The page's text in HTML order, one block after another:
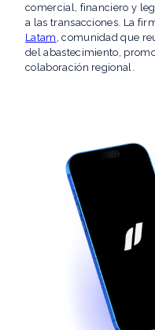
comercial, financiero y
a las transacciones. La
Latam , comunidad que
del abastecimiento,
colaboración regional.